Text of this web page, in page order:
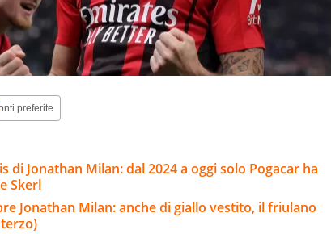
preferite
di Jonathan Milan: dal 2024 a oggi solo Pogacar ha
Skerl
Jonathan Milan: anche di giallo vestito, il friulano